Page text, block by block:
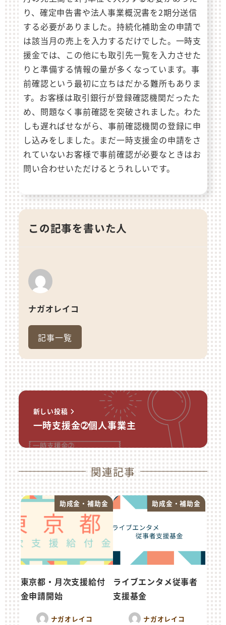
り、確定申告書や法人事業概況書を2期分送信
する必要がありました。持続化補助金の申請で
は該当月の売上を入力するだけでした。一時支
援金では、この他にも取引先一覧を入力させた
りと準備する情報の量が多くなっています。事
前確認という最初に立ちはだかる難所もありま
す。お客様は取引銀行が登録確認機関だったた
め、問題なく事前確認を突破されました。わた
しも遅ればせながら、事前確認機関の登録に申
し込みをしました。まだ一時支援金の申請をさ
れていないお客様で事前確認が必要なときはお
問い合わせいただけるとうれしいです。
この記事を書いた人
ナガオレイコ
記事一覧
新しい投稿
一時支援金➁個人事業主
関連記事
助成金・補助金
東京都・月次支援給付
金申請開始
ナガオレイコ
助成金・補助金
ライブエンタメ従事者
支援基金
ナガオレイコ